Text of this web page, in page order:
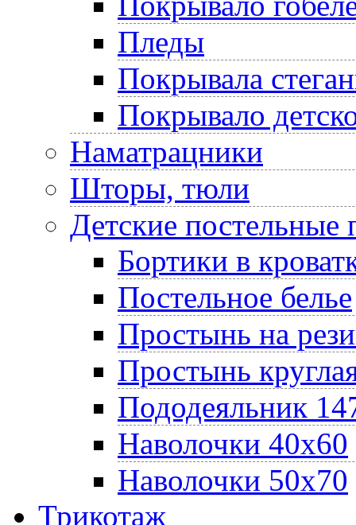
Пледы
Покрывала
Покрывало
Наматрацники
Шторы, тюли
Детские постельные
Бортики в
Постельное белье
Простынь на
Простынь
Пододеяльник
Наволочки 40х60
Наволочки 50х70
Трикотаж